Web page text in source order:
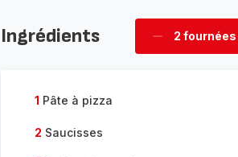
Ingrédients
Supprimer
2 fournées
1 Pâte à pizza
2 Saucisses